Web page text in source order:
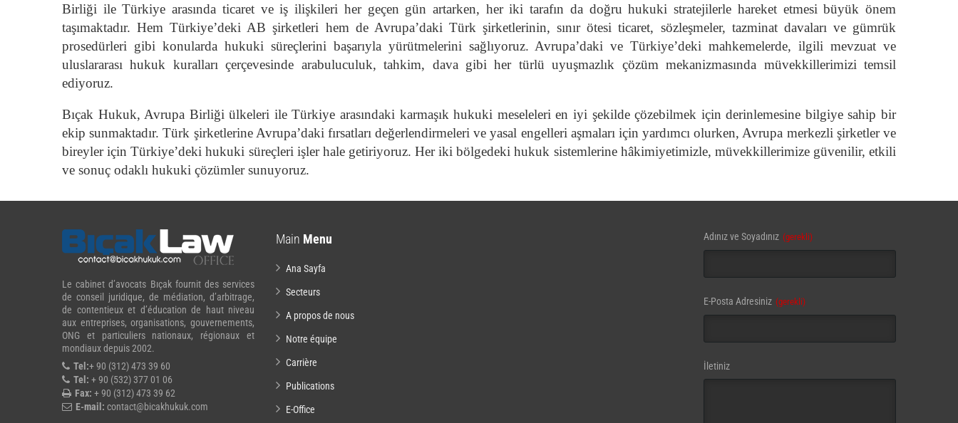
Birliği ile Türkiye arasında ticaret ve iş ilişkileri her geçen gün artarken, her iki tarafın da doğru hukuki stratejilerle hareket etmesi büyük önem
taşımaktadır. Hem Türkiye’deki AB şirketleri hem de Avrupa’daki Türk şirketlerinin, sınır ötesi ticaret, sözleşmeler, tazminat davaları ve gümrük
prosedürleri gibi konularda hukuki süreçlerini başarıyla yürütmelerini sağlıyoruz. Avrupa’daki ve Türkiye’deki mahkemelerde, ilgili mevzuat ve
uluslararası hukuk kuralları çerçevesinde arabuluculuk, tahkim, dava gibi her türlü uyuşmazlık çözüm mekanizmasında müvekkillerimizi temsil
ediyoruz.
Bıçak Hukuk, Avrupa Birliği ülkeleri ile Türkiye arasındaki karmaşık hukuki meseleleri en iyi şekilde çözebilmek için derinlemesine bilgiye sahip bir
ekip sunmaktadır. Türk şirketlerine Avrupa’daki fırsatları değerlendirmeleri ve yasal engelleri aşmaları için yardımcı olurken, Avrupa merkezli şirketler ve
bireyler için Türkiye’deki hukuki süreçleri işler hale getiriyoruz. Her iki bölgedeki hukuk sistemlerine hâkimiyetimizle, müvekkillerimize güvenilir, etkili
ve sonuç odaklı hukuki çözümler sunuyoruz.
Le cabinet d’avocats Bıçak fournit des services
de conseil juridique, de médiation, d’arbitrage,
de contentieux et d’éducation de haut niveau
aux entreprises, organisations, gouvernements,
ONG et particuliers nationaux, régionaux et
mondiaux depuis 2002.
Tel:+ 90 (312) 473 39 60
Tel: + 90 (532) 377 01 06
Fax: + 90 (312) 473 39 62
E-mail: contact@bicakhukuk.com
Main Menu
Ana Sayfa
Secteurs
A propos de nous
Notre équipe
Carrière
Publications
E-Office
Adınız ve Soyadınız (gerekli)
E-Posta Adresiniz (gerekli)
İletiniz